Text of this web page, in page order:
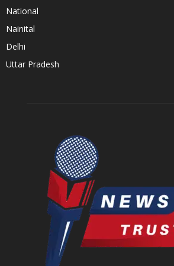
National
Nainital
Delhi
Uttar Pradesh